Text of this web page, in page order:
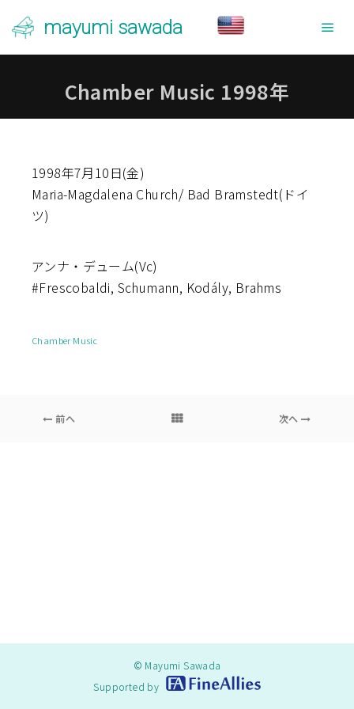
mayumi sawada
Chamber Music 1998年
1998年7月10日(金)
Maria-Magdalena Church/ Bad Bramstedt(ドイ
ツ)
アンナ・デューム(Vc)
#Frescobaldi, Schumann, Kodály, Brahms
Chamber Music
前へ 次へ
© Mayumi Sawada
Supported by